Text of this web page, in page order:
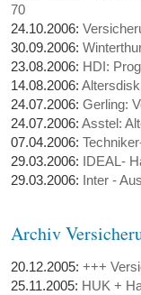
70
24.10.2006:
30.09.2006:
23.08.2006: HDI:
14.08.2006:
24.07.2006:Gerling:
24.07.2006:Asstel:
07.04.2006:
29.03.2006: IDEAL-
29.03.2006: Inter -
Archiv
20.12.2005:+++
25.11.2005: HUK +